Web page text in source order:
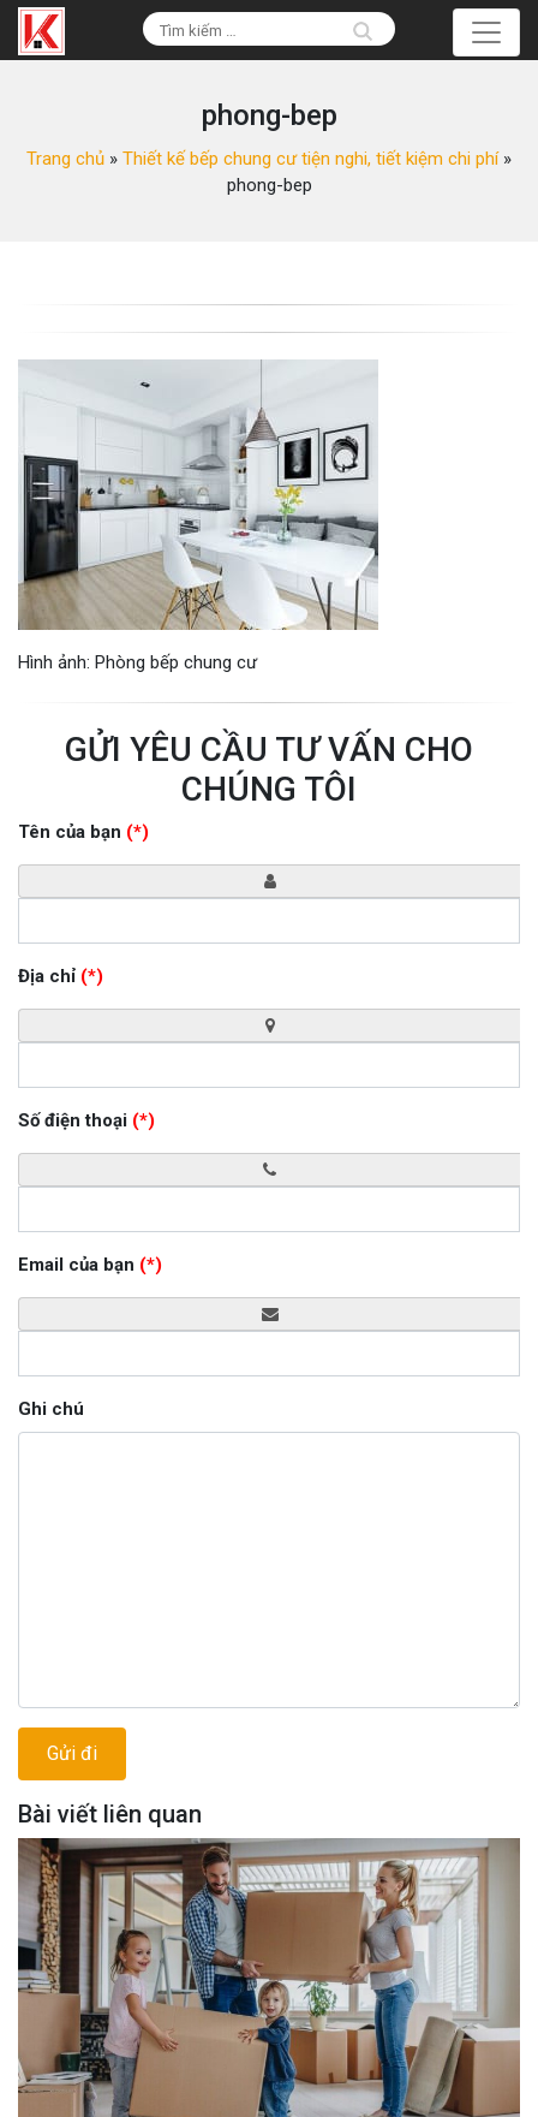
phong-bep
Trang chủ » Thiết kế bếp chung cư tiện nghi, tiết kiệm chi phí»
phong-bep
Hình ảnh: Phòng bếp chung cư
GỬI YÊU CẦU TƯ VẤN CHO
CHÚNG TÔI
Tên của bạn (*)
Địa chỉ (*)
Số điện thoại (*)
Email của bạn (*)
Ghi chú
Bài viết liên quan